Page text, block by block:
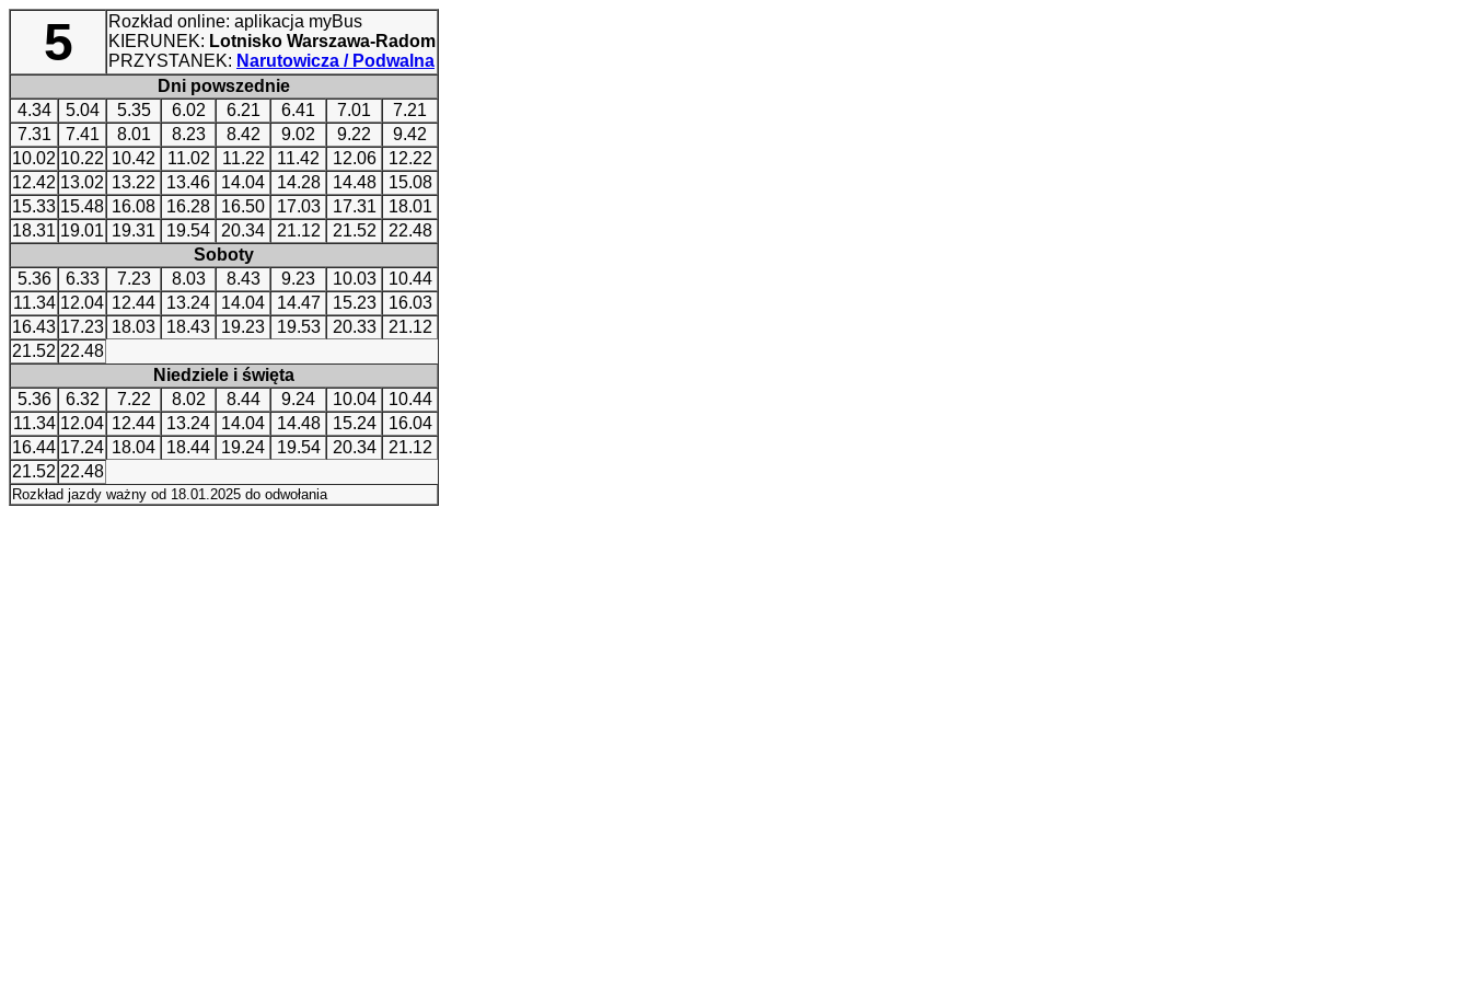
5
Rozkład online: aplikacja myBus
KIERUNEK: Lotnisko Warszawa-Radom
PRZYSTANEK: Narutowicza / Podwalna
Dni powszednie
4.34
5.04 5.35 6.02 6.21 6.41 7.01
7.21
7.31
7.41 8.01 8.23 8.42 9.02 9.22
9.42
10.02 10.22 10.42 11.02 11.22 11.42 12.06
12.22
12.42 13.02 13.22 13.46 14.04 14.28 14.48
15.08
15.33 15.48 16.08 16.28 16.50 17.03 17.31
18.01
18.31 19.01 19.31 19.54 20.34 21.12 21.52
22.48
Soboty
5.36
6.33 7.23 8.03 8.43 9.23 10.03
10.44
11.34 12.04 12.44 13.24 14.04 14.47 15.23
16.03
16.43 17.23 18.03 18.43 19.23 19.53 20.33
21.12
21.52 22.48
Niedziele i święta
5.36
6.32 7.22 8.02 8.44 9.24 10.04
10.44
11.34 12.04 12.44 13.24 14.04 14.48 15.24
16.04
16.44 17.24 18.04 18.44 19.24 19.54 20.34
21.12
21.52 22.48
Rozkład jazdy ważny od 18.01.2025 do odwołania